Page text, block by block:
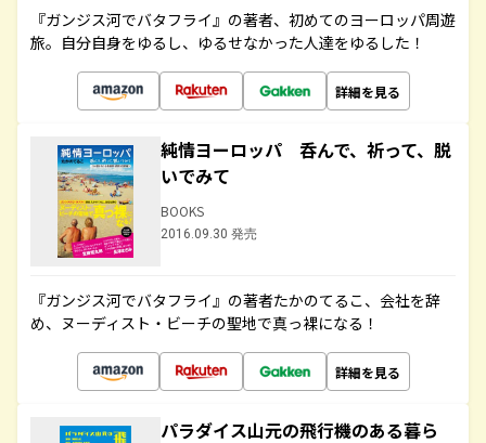
『ガンジス河でバタフライ』の著者、初めてのヨーロッパ周遊
旅。自分自身をゆるし、ゆるせなかった人達をゆるした！
詳細を見る
純情ヨーロッパ 呑んで、祈って、脱
いでみて
BOOKS
2016.09.30 発売
『ガンジス河でバタフライ』の著者たかのてるこ、会社を辞
め、ヌーディスト・ビーチの聖地で真っ裸になる！
詳細を見る
パラダイス山元の飛行機のある暮ら